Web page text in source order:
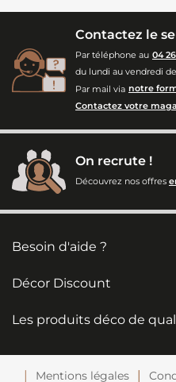
Contactez le
Par téléphone au 04
du lundi au vendredi de
Par mail via notre
Contactez votre
On recrute !
Découvrez nos offres
Besoin d'aide ?
Décor Discount
Les produits déco de
Mentions légales